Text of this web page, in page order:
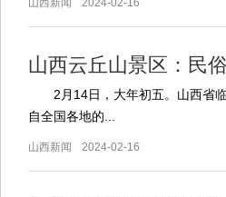
山西新闻 2024-02-16
山西云丘山景区：民
2月14日，大年初五。山西省临
自全国各地的...
山西新闻 2024-02-16